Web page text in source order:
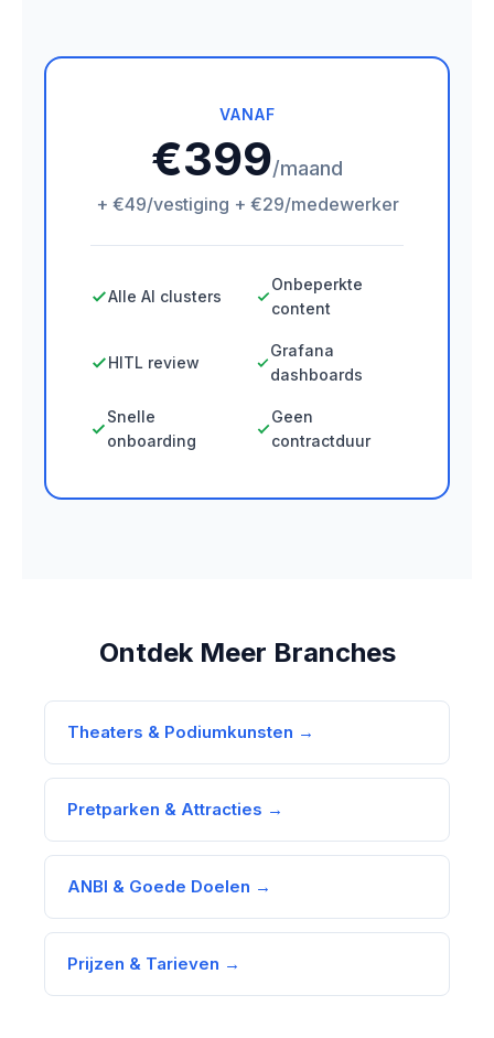
VANAF
€399/maand
+ €49/vestiging + €29/medewerker
Alle AI clusters
Onbeperkte
content
HITL review
Grafana
dashboards
Snelle
onboarding
Geen
contractduur
Ontdek Meer Branches
Theaters & Podiumkunsten →
Pretparken & Attracties →
ANBI & Goede Doelen →
Prijzen & Tarieven →